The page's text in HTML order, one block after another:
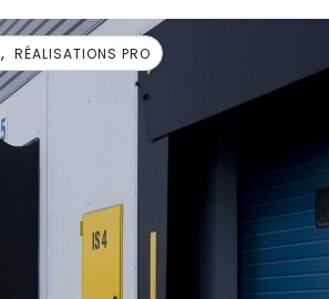
, RÉALISATIONS PRO